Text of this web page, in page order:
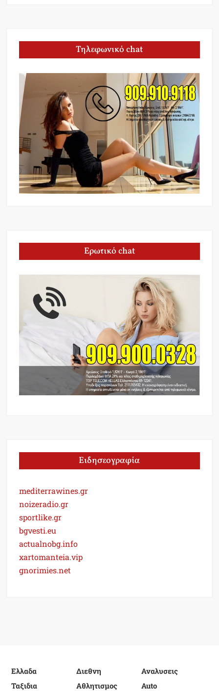
Τηλεφωνικό chat
Ερωτικό chat
Ειδησεογραφία
mediterrawines.gr
noizeradio.gr
sportlike.gr
bgvesti.eu
actualnobg.info
xartomanteia.vip
gnorimies.net
Ελλαδα Διεθνη
Αναλυσεις
Ταξιδια
Αθλητισμος Auto